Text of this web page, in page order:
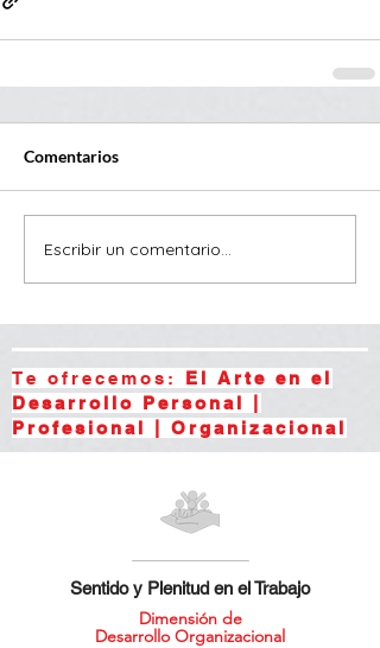
Comentarios
Escribir un comentario...
Te ofrecemos: El Arte en el
Desarrollo Personal |
Profesional | Organizacional
Sentido y Plenitud en el Trabajo
Dimensión de
Desarrollo Organizacional